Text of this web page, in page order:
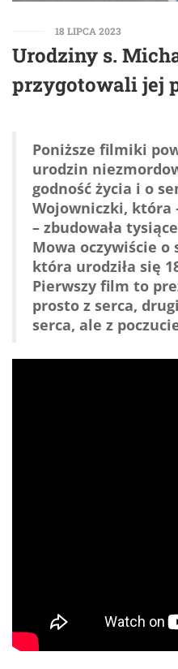
18 LIPCA 2023
Urodziny s.
przygotowali jej
Poniższe filmiki
urodzin
godność życia i o
Wojowniczki, która
– zbudowała
Mowa oczywiście
która urodziła się
Pierwszy film to
prosto z serca,
serca, ale z